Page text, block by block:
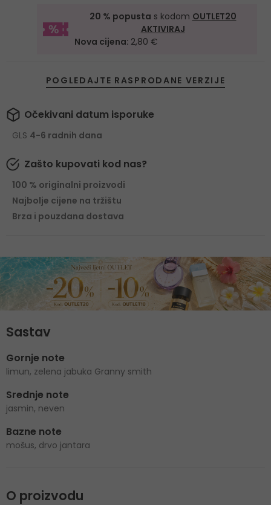
20 % popusta s kodom OUTLET20
AKTIVIRAJ
Nova cijena: 2,80 €
POGLEDAJTE RASPRODANE VERZIJE
Očekivani datum isporuke
GLS 4-6 radnih dana
Zašto kupovati kod nas?
100 % originalni proizvodi
Najbolje cijene na tržištu
Brza i pouzdana dostava
Sastav
Gornje note
limun, zelena jabuka Granny smith
Srednje note
jasmin, neven
Bazne note
mošus, drvo jantara
O proizvodu